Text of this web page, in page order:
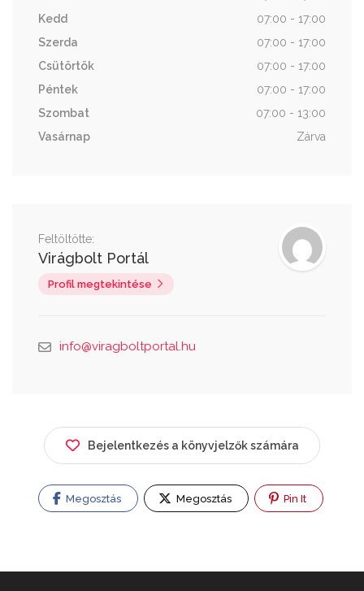
Kedd
07:00 - 17:00
Szerda
07:00 - 17:00
Csütörtök
07:00 - 17:00
Péntek
07:00 - 17:00
Szombat
07:00 - 13:00
Vasárnap
Zárva
Feltöltötte:
Virágbolt Portál
Profil megtekintése
info@viragboltportal.hu
Bejelentkezés a könyvjelzők számára
Megosztás Megosztás Pin It